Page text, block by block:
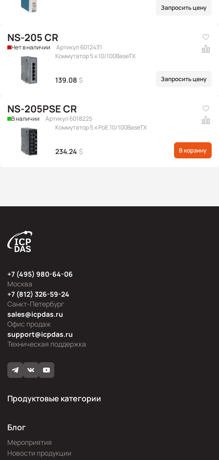
Запросить цену
NS-205 CR
Нет в наличии
Артикул 6012431
Коммутатор 5 x 10/100BaseTX
139.08 $ Запросить цену
NS-205PSE CR
В наличии
Артикул 6018225
Коммутатор 5 x PoE 10/100BaseTX
234.24 $ В корзину
Москва
+7 (495) 980-64-06
Офис продаж
sales@icpdas.ru
Санкт-Петербург
+7 (812) 326-59-24
Техническая поддержка
support@icpdas.ru
Продуктовые категории
Блог
Мероприятия
Новости продукции